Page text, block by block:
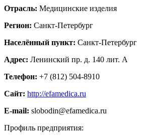
Отрасль: Медицинские изделия
Регион: Санкт-Петербург
Населённый пункт: Санкт-Петербург
Адрес: Ленинский пр. д. 140 лит. А
Телефон: +7 (812) 504-8910
Сайт: http://efamedica.ru
E-mail: slobodin@efamedica.ru
Профиль предприятия: